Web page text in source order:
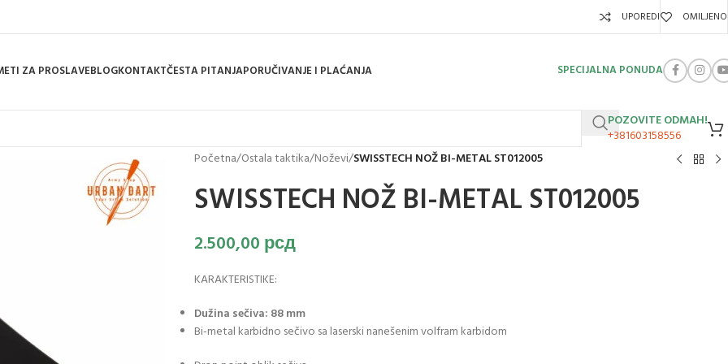
UPOREDI OMILJENO
ZA PROSLAVEBLOGKONTAKTČESTA PITANJAPORUČIVANJE I PLAĆANJA SPECIJALNA PONUDA
POZOVITE ODMAH!
+381603158556
Početna/Ostala taktika/Noževi/SWISSTECH NOŽ BI-METAL ST012005
SWISSTECH NOŽ BI-METAL ST012005
2.500,00 рсд
KARAKTERISTIKE:
Dužina sečiva: 88 mm
Bi-metal karbidno sečivo sa laserski nanešenim volfram karbidom